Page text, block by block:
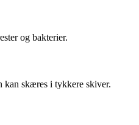
og bakterier.
kan skæres i tykkere skiver.